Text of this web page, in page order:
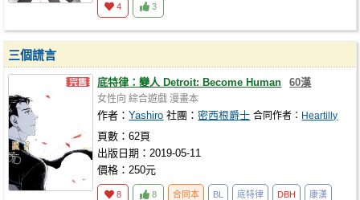
4 3
三個謊言
底特律：變人 Detroit: Become Human 60漢
女性向 綜合遊戲 漫畫本
作者：Yashiro 社團：密西根爵士 合同作者： Heartilly
頁數：62頁
出版日期：2019-05-11
價格：250元
8 8 合同本 BL 底特律 DBH 康漢